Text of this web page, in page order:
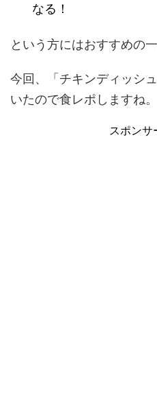
なる！
という方にはおすすめの一
今回、「チキンディッシ
いたので食レポしますね。
スポンサ